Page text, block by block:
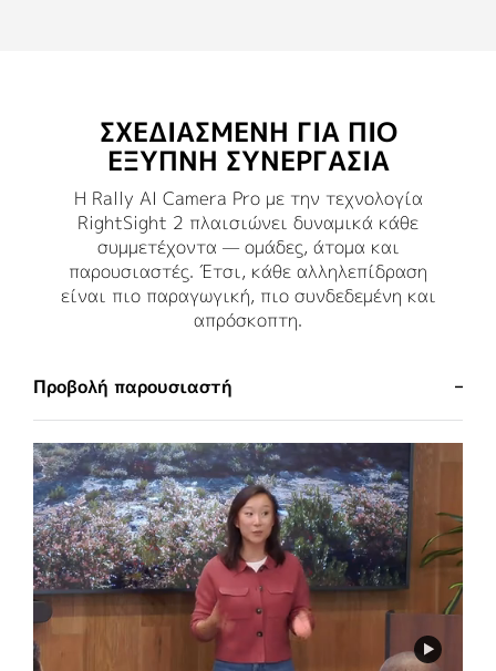
ΣΧΕΔΙΑΣΜΈΝΗ ΓΙΑ ΠΙΟ
ΈΞΥΠΝΗ ΣΥΝΕΡΓΑΣΊΑ
Η Rally AI Camera Pro με την τεχνολογία
RightSight 2 πλαισιώνει δυναμικά κάθε
συμμετέχοντα — ομάδες, άτομα και
παρουσιαστές. Έτσι, κάθε αλληλεπίδραση
είναι πιο παραγωγική, πιο συνδεδεμένη και
απρόσκοπτη.
Προβολή παρουσιαστή